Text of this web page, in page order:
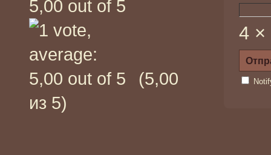
(5,00
из 5)
4